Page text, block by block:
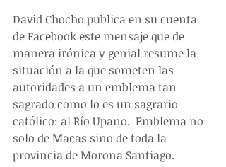
David Chocho publica en su cuenta
de Facebook este mensaje que de
manera irónica y genial resume la
situación a la que someten las
autoridades a un emblema tan
sagrado como lo es un sagrario
católico: al Río Upano.  Emblema no
solo de Macas sino de toda la
provincia de Morona Santiago.